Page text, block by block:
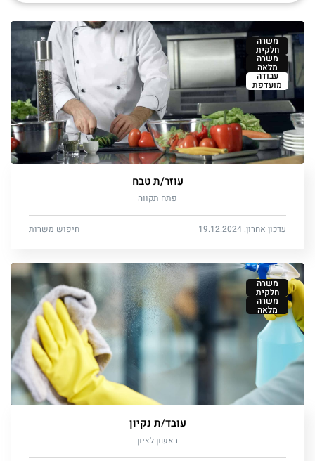
משרה
חלקית
משרה
מלאה
עבודה
מועדפת
עוזר/ת טבח
פתח תקווה
עדכון אחרון: 19.12.2024 חיפוש משרות
משרה
חלקית
משרה
מלאה
עובד/ת נקיון
ראשון לציון